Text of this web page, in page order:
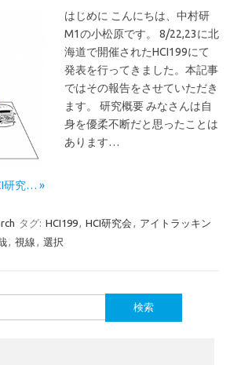
はじめに こんにちは、中村研
M1の小松原です。 8/22,23に北
海道で開催されたHCI199にて
発表を行ってきました。本記事
ではその報告をさせていただき
ます。 研究概要 みなさんは自
身を優柔不断だと思ったことは
あります…
研究… »
タグ: HCI199, HCI研究会 , アイトラッキン
, 視線 , 選択